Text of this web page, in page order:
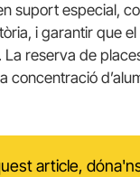
suport especial,
i garantir que
La reserva de
concentració
article,